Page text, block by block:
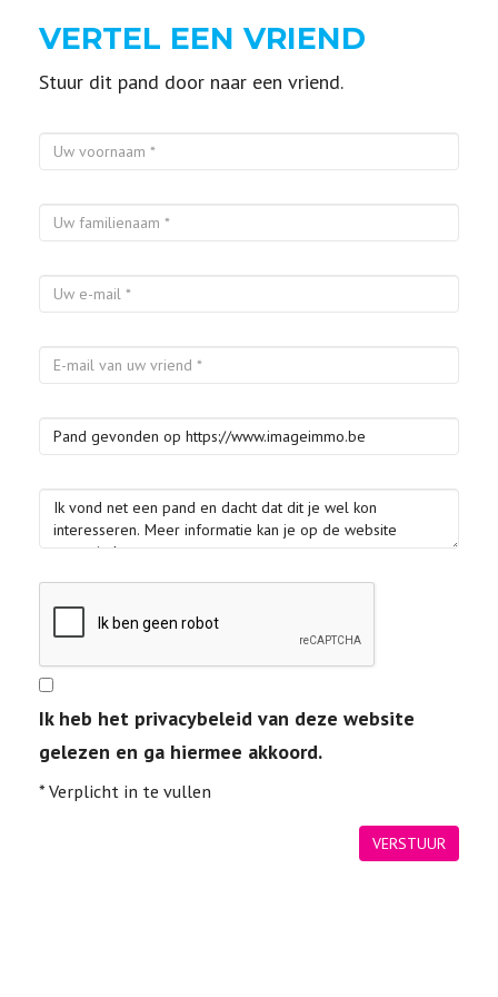
VERTEL EEN VRIEND
Stuur dit pand door naar een vriend.
Ik heb het privacybeleid van deze website
gelezen en ga hiermee akkoord.
* Verplicht in te vullen